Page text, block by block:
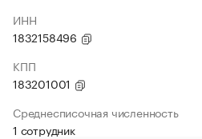
ИНН
1832158496
КПП
183201001
Среднесписочная численность
1 сотрудник